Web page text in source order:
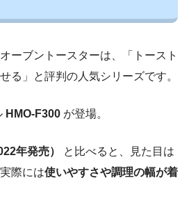
ーブントースターは、「トースト
る」と評判の人気シリーズです。
HMO-F300 が登場。
年発売）
と比べると、見た目は
際には使いやすさや調理の幅が着